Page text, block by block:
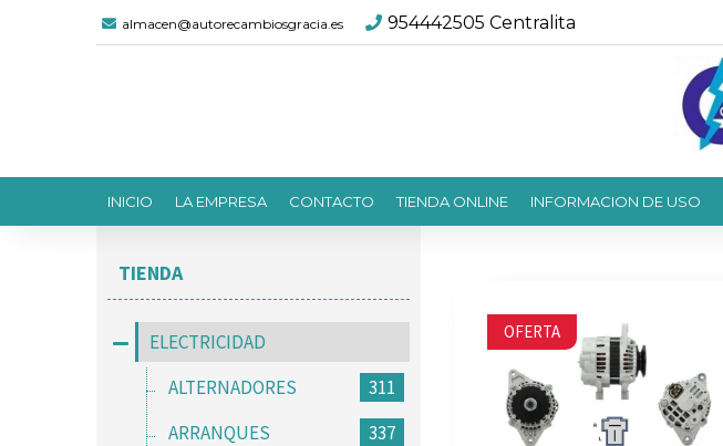
almacen@autorecambiosgracia.es 954442505 Centralita
INICIO LA EMPRESA CONTACTO TIENDA ONLINE INFORMACION DE USO
TIENDA
ELECTRICIDAD
ALTERNADORES
311
ARRANQUES
337
OFERTA